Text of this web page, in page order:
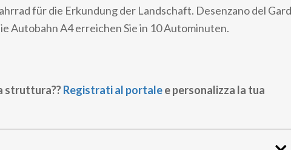
für die Erkundung der Landschaft. Desenzano del
Autobahn A4 erreichen Sie in 10 Autominuten.
struttura??Registrati al portalee personalizza la tua